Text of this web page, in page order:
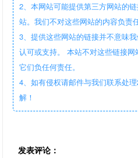
2、本网站可能提供第三方网站的
站。我们不对这些网站的内容负责任
3、提供这些网站的链接并不意味
认可或支持。 本站不对这些链接
它们负任何责任。
4、如有侵权请邮件与我们联系处
解！
发表评论：